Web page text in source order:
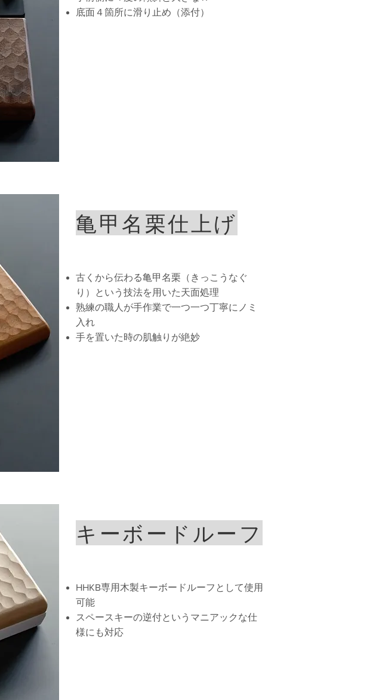
​底面４箇所に滑り止め（添付）
亀甲名栗仕上げ
古くから伝わる亀甲名栗（きっこうなぐ
り）という技法を用いた天面処理
熟練の職人が手作業で一つ一つ丁寧にノミ
入れ
手を置いた時の肌触りが絶妙
キーボードルーフ
HHKB専用木製キーボードルーフとして使用
可能
スペースキーの逆付というマニアックな仕
様にも対応